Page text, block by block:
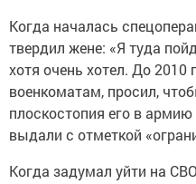
Когда началась
твердил жене: «Я туда
хотя очень хотел. До
военкоматам, просил,
плоскостопия его в
выдали с отметкой
Когда задумал уйти на